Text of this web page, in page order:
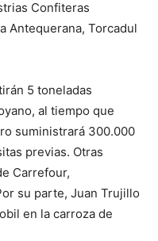
Confiteras
Antequerana, Torcadul
5 toneladas
al tiempo que
suministrará 300.000
previas. Otras
Carrefour,
su parte, Juan Trujillo
en la carroza de